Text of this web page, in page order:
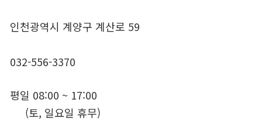
인천광역시 계양구 계산로 59
032-556-3370
평일 08:00 ~ 17:00
(토, 일요일 휴무)